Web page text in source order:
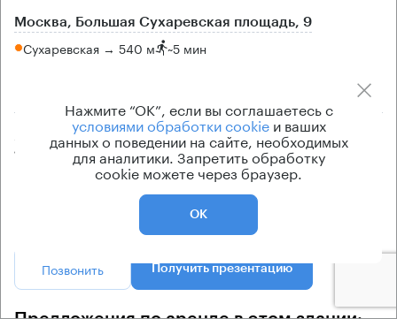
Москва, Большая Сухаревская площадь, 9
Сухаревская → 540 м ~5 мин
Арендуемые площади
175 — 237 кв.м
Ставка арендной платы
от 36 900 Р/м² в год
Класс офисов Эксплуатационные расходы
Не включены в ставку
Позвонить Получить презентацию
Нажмите “ОК”, если вы соглашаетесь с
условиями обработки cookieи ваших
данных о поведении на сайте, необходимых
для аналитики. Запретить обработку
cookie можете через браузер.
ОК